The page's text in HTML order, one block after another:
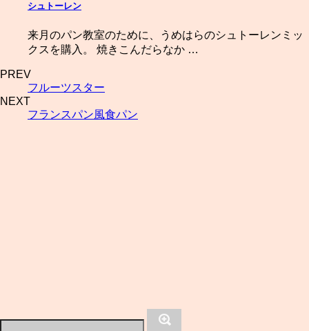
シュトーレン
来月のパン教室のために、うめはらのシュトーレンミッ
クスを購入。 焼きこんだらなか …
PREV
フルーツスター
NEXT
フランスパン風食パン